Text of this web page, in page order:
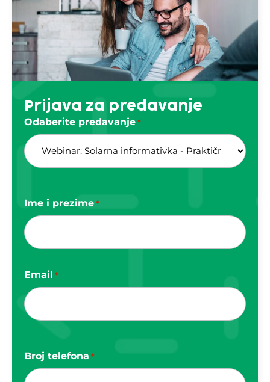
Prijava za predavanje
Odaberite predavanje *
Ime i prezime *
Email *
Broj telefona *